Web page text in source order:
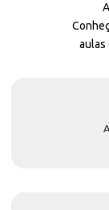
aulas